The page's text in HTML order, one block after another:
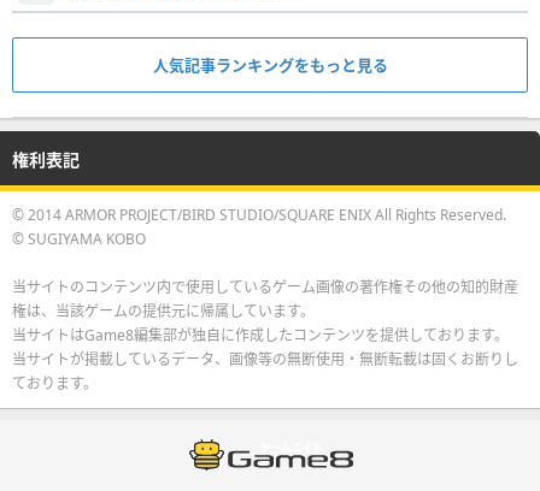
人気記事ランキングをもっと見る
権利表記
© 2014 ARMOR PROJECT/BIRD STUDIO/SQUARE ENIX All Rights Reserved.
© SUGIYAMA KOBO
当サイトのコンテンツ内で使用しているゲーム画像の著作権その他の知的財産
権は、当該ゲームの提供元に帰属しています。
当サイトはGame8編集部が独自に作成したコンテンツを提供しております。
当サイトが掲載しているデータ、画像等の無断使用・無断転載は固くお断りし
ております。